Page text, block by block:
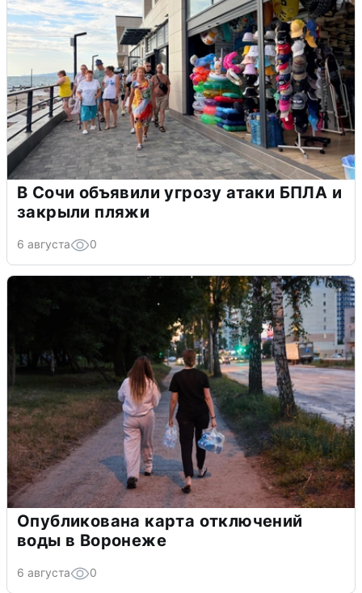
В Сочи объявили угрозу атаки БПЛА и
закрыли пляжи
6 августа 0
Опубликована карта отключений
воды в Воронеже
6 августа 0